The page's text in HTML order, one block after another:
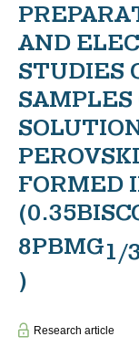
AND
STUDIES
SAMPLES
FORMED
8PBMG1/
)
Research article